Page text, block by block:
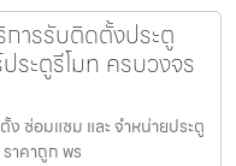
การรับติดตั้งประตู
ระตูรีโมท ครบวงจร
ซ่อมแซม และ จำหน่ายประตู
าคาถูก พร